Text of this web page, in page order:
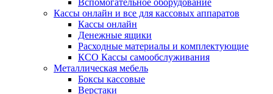
Вспомогательное оборудование
Кассы онлайн и все для кассовых аппаратов
Кассы онлайн
Денежные ящики
Расходные материалы и комплектующие
КСО Кассы самообслуживания
Металлическая мебель
Боксы кассовые
Верстаки